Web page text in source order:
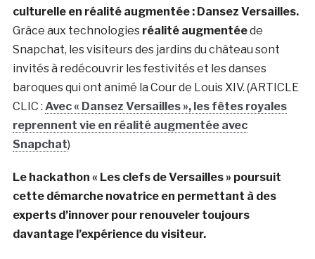
culturelle en réalité augmentée : Dansez Versailles.
Grâce aux technologies réalité augmentéede
Snapchat, les visiteurs des jardins du château sont
invités à redécouvrir les festivités et les danses
baroques qui ont animé la Cour de Louis XIV. (ARTICLE
CLIC : Avec « Dansez Versailles », les fêtes royales
reprennent vie en réalité augmentée avec
Snapchat)
Le hackathon « Les clefs de Versailles » poursuit
cette démarche novatrice en permettant à des
experts d’innover pour renouveler toujours
davantage l’expérience du visiteur.